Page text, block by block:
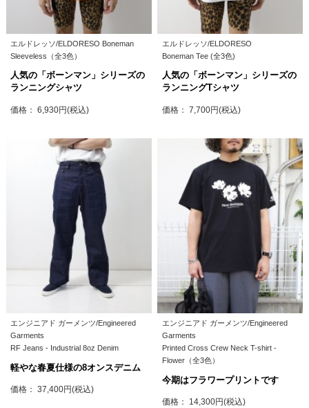
エルドレッソ/ELDORESO Boneman
Sleeveless（全3色）
人気の「ボーンマン」シリーズの
ランニングシャツ
価格： 6,930円(税込)
エルドレッソ/ELDORESO
Boneman Tee (全3色)
人気の「ボーンマン」シリーズの
ランニングTシャツ
価格： 7,700円(税込)
エンジニアド ガーメンツ/Engineered
Garments
RF Jeans - Industrial 8oz Denim
軽やな春夏仕様の8オンスデニム
価格： 37,400円(税込)
エンジニアド ガーメンツ/Engineered
Garments
Printed Cross Crew Neck T-shirt -
Flower（全3色）
今期はフラワープリントです
価格： 14,300円(税込)